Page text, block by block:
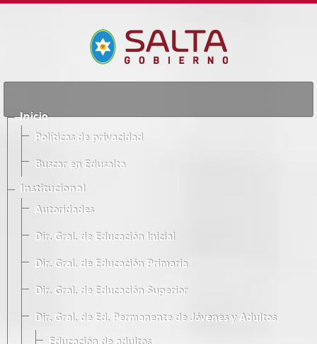
Inicio
Políticas de privacidad
Buscar en Edusalta
Institucional
Autoridades
Dir. Gral. de Educación Inicial
Dir. Gral. de Educación Primaria
Dir. Gral. de Educación Superior
Dir. Gral. de Ed. Permanente de Jóvenes y Adultos